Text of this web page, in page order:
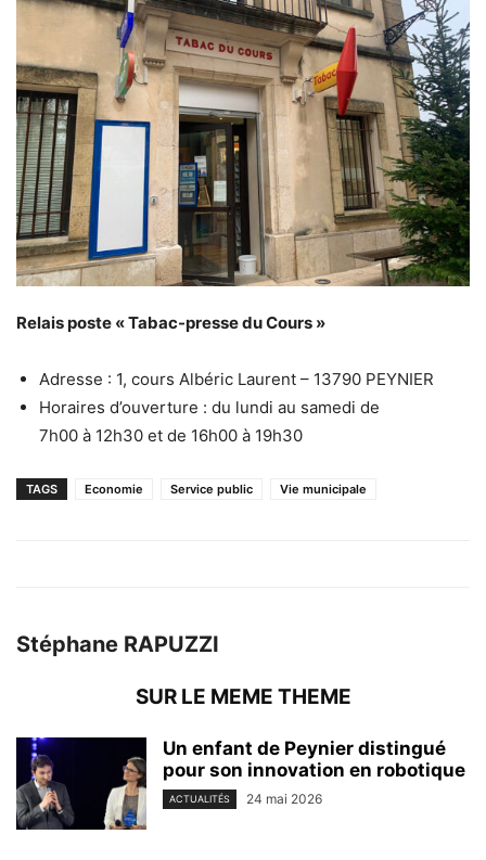
Relais poste «Tabac-presse du Cours »
Adresse : 1, cours Albéric Laurent – 13790 PEYNIER
Horaires d’ouverture : du lundi au samedi de
7h00 à 12h30 et de 16h00 à 19h30
TAGS Economie Service public Vie municipale
Stéphane RAPUZZI
SUR LE MEME THEME
Un enfant de Peynier distingué
pour son innovation en robotique
ACTUALITÉS 24 mai 2026